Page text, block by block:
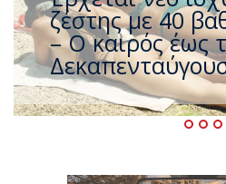
που η χώρα